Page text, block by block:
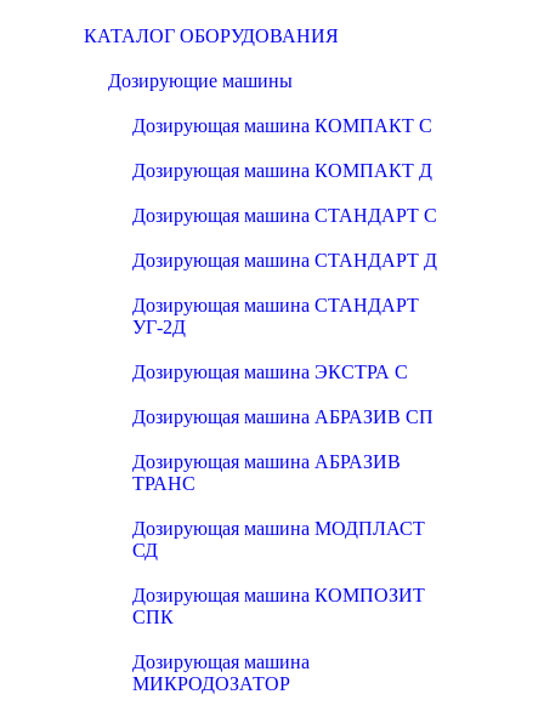
КАТАЛОГ ОБОРУДОВАНИЯ
Дозирующие машины
Дозирующая машина КОМПАКТ С
Дозирующая машина КОМПАКТ Д
Дозирующая машина СТАНДАРТ С
Дозирующая машина СТАНДАРТ Д
Дозирующая машина СТАНДАРТ
УГ-2Д
Дозирующая машина ЭКСТРА С
Дозирующая машина АБРАЗИВ СП
Дозирующая машина АБРАЗИВ
ТРАНС
Дозирующая машина МОДПЛАСТ
СД
Дозирующая машина КОМПОЗИТ
СПК
Дозирующая машина
МИКРОДОЗАТОР